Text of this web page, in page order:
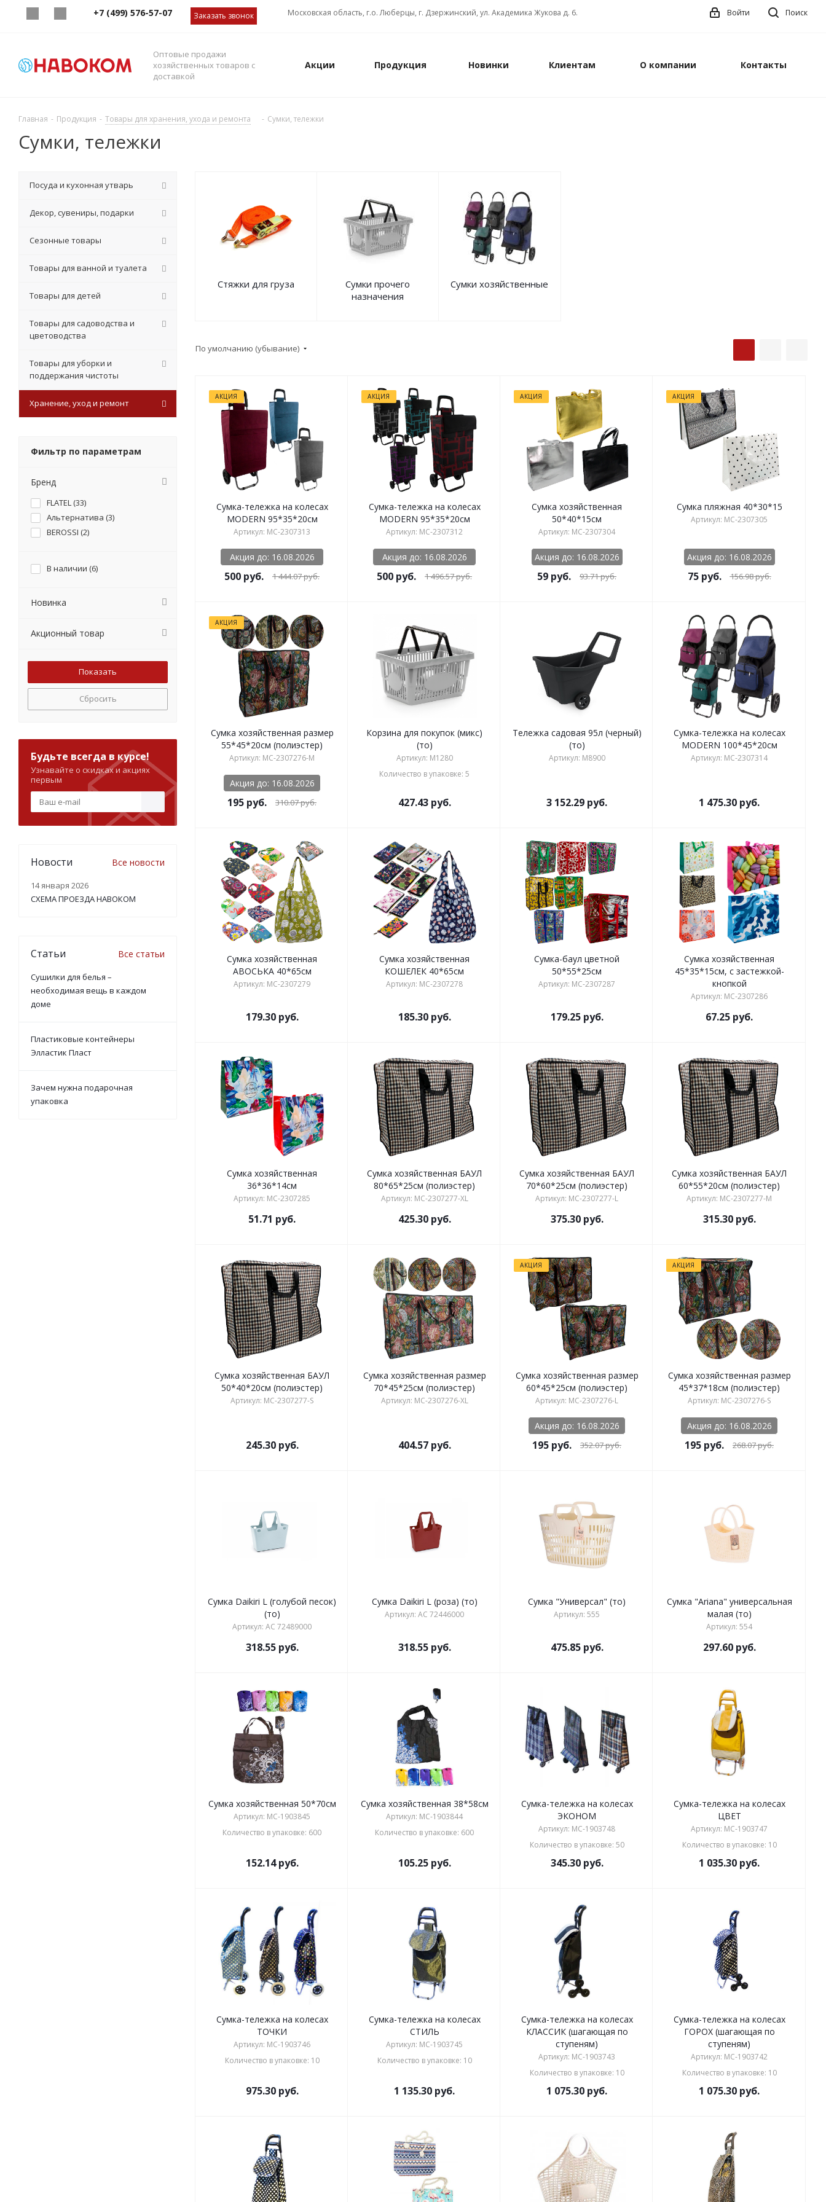
+7 (499) 576-57-07 Заказать звонок Московская область, г.о. Люберцы, г. Дзержинский, ул. Академика Жукова д. 6. Поиск
Войти
Оптовые продажи
хозяйственных товаров с
доставкой
Акции Продукция Новинки Клиентам О компании Контакты
Главная - Продукция - Товары для хранения, ухода и ремонта - Сумки, тележки
Сумки, тележки
Стяжки для груза
Сумки прочего
назначения
Сумки хозяйственные
По умолчанию (убывание)
АКЦИЯ
Сумка-тележка на колесах
MODERN 95*35*20см
Артикул: MC-2307313
Акция до: 16.08.2026
500 руб. 1 444.07руб.
АКЦИЯ
Сумка-тележка на колесах
MODERN 95*35*20см
Артикул: MC-2307312
Акция до: 16.08.2026
500 руб. 1 496.57руб.
АКЦИЯ
Сумка хозяйственная
50*40*15см
Артикул: MC-2307304
Акция до: 16.08.2026
59 руб. 93.71руб.
АКЦИЯ
Сумка пляжная 40*30*15
Артикул: MC-2307305
Акция до: 16.08.2026
75руб. 156.98руб.
АКЦИЯ
Сумка хозяйственная размер
55*45*20см (полиэстер)
Артикул: MC-2307276-M
Акция до: 16.08.2026
195 руб. 310.07руб.
Корзина для покупок (микс)
(то)
Артикул: М1280
Количество в упаковке: 5
427.43руб.
Тележка садовая 95л (черный)
(то)
Артикул: М8900
3 152.29 руб.
Сумка-тележка на колесах
MODERN 100*45*20см
Артикул: MC-2307314
1 475.30 руб.
Сумка хозяйственная
АВОСЬКА 40*65см
Артикул: MC-2307279
179.30руб.
Сумка хозяйственная
КОШЕЛЕК 40*65см
Артикул: MC-2307278
185.30руб.
Сумка-баул цветной
50*55*25см
Артикул: MC-2307287
179.25руб.
Сумка хозяйственная
45*35*15см, с застежкой-
кнопкой
Артикул: MC-2307286
67.25 руб.
Сумка хозяйственная
36*36*14см
Артикул: MC-2307285
51.71 руб.
Сумка хозяйственная БАУЛ
80*65*25см (полиэстер)
Артикул: MC-2307277-XL
425.30руб.
Сумка хозяйственная БАУЛ
70*60*25см (полиэстер)
Артикул: MC-2307277-L
375.30руб.
Сумка хозяйственная БАУЛ
60*55*20см (полиэстер)
Артикул: MC-2307277-M
315.30руб.
Сумка хозяйственная БАУЛ
50*40*20см (полиэстер)
Артикул: MC-2307277-S
245.30руб.
Сумка хозяйственная размер
70*45*25см (полиэстер)
Артикул: MC-2307276-XL
404.57руб.
АКЦИЯ
Сумка хозяйственная размер
60*45*25см (полиэстер)
Артикул: MC-2307276-L
Акция до: 16.08.2026
195 руб. 352.07руб.
АКЦИЯ
Сумка хозяйственная размер
45*37*18см (полиэстер)
Артикул: MC-2307276-S
Акция до: 16.08.2026
195 руб. 268.07руб.
Сумка Daikiri L (голубой песок)
(то)
Артикул: АС 72489000
318.55руб.
Сумка Daikiri L (роза) (то)
Артикул: АС 72446000
318.55руб.
Сумка "Универсал" (то)
Артикул: 555
475.85руб.
Сумка "Ariana" универсальная
малая (то)
Артикул: 554
297.60руб.
Сумка хозяйственная 50*70см
Артикул: MC-1903845
Количество в упаковке: 600
152.14руб.
Сумка хозяйственная 38*58см
Артикул: MC-1903844
Количество в упаковке: 600
105.25руб.
Сумка-тележка на колесах
ЭКОНОМ
Артикул: MC-1903748
Количество в упаковке: 50
345.30руб.
Сумка-тележка на колесах
ЦВЕТ
Артикул: MC-1903747
Количество в упаковке: 10
1 035.30 руб.
Сумка-тележка на колесах
ТОЧКИ
Артикул: MC-1903746
Количество в упаковке: 10
975.30руб.
Сумка-тележка на колесах
СТИЛЬ
Артикул: MC-1903745
Количество в упаковке: 10
1 135.30 руб.
Сумка-тележка на колесах
КЛАССИК (шагающая по
ступеням)
Артикул: MC-1903743
Количество в упаковке: 10
1 075.30 руб.
Сумка-тележка на колесах
ГОРОХ (шагающая по
ступеням)
Артикул: MC-1903742
Количество в упаковке: 10
1 075.30 руб.
Посуда и кухонная утварь
Декор, сувениры, подарки
Сезонные товары
Товары для ванной и туалета
Товары для детей
Товары для садоводства и
цветоводства
Товары для уборки и
поддержания чистоты
Хранение, уход и ремонт
Фильтр по параметрам
Бренд
FLATEL (33)
Альтернатива (3)
BEROSSI (2)
В наличии (6)
Новинка
Акционный товар
Сбросить
Будьте всегда в курсе!
Узнавайте о скидках и акциях
первым
Новости Все новости
14 января 2026
СХЕМА ПРОЕЗДА НАВОКОМ
Статьи Все статьи
Сушилки для белья –
необходимая вещь в каждом
доме
Пластиковые контейнеры
Элластик Пласт
Зачем нужна подарочная
упаковка